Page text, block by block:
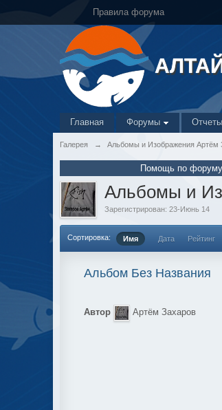
Правила форума
Главная Форумы Отчеты
Галерея → Альбомы и Изображения Артём
Помощь по форуму
Альбомы и
Зарегистрирован: 23-Июнь 14
Сортировка: Имя Дата Рейтинг
Альбом Без Названия
Автор Артём Захаров